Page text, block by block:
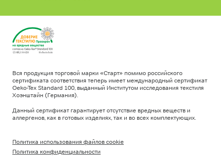
Вся продукция торговой марки «Старт» помимо российского
сертификата соответствия теперь имеет международный сертификат
Oeko-Tex Standard 100, выданный Институтом исследования текстиля
Хоэнштайн (Германия).
Данный сертификат гарантирует отсутствие вредных веществ и
аллергенов, как в готовых изделиях, так и во всех комплектующих.
Политика использования файлов cookie
Политика конфиденциальности